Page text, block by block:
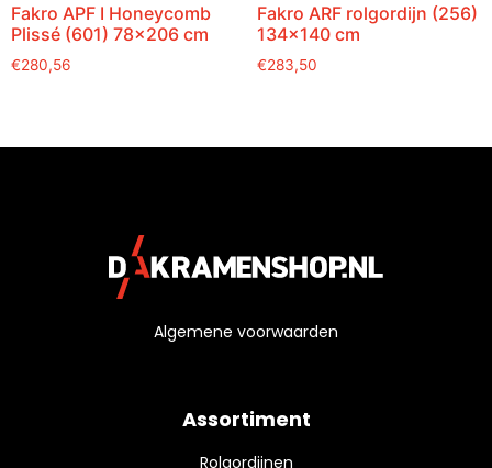
Fakro APF I Honeycomb
Plissé (601) 78×206 cm
€280,56
Fakro ARF rolgordijn (256)
134×140 cm
€283,50
Algemene voorwaarden
Assortiment
Rolgordijnen